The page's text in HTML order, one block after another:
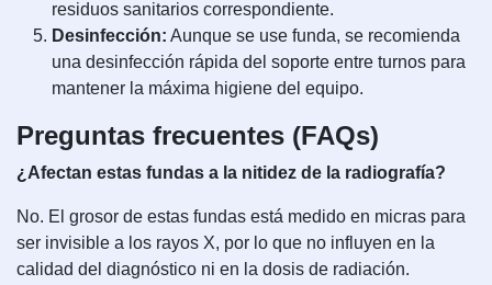
residuos sanitarios correspondiente.
Desinfección: Aunque se use funda, se recomienda
una desinfección rápida del soporte entre turnos para
mantener la máxima higiene del equipo.
Preguntas frecuentes (FAQs)
¿Afectan estas fundas a la nitidez de la radiografía?
No. El grosor de estas fundas está medido en micras para
ser invisible a los rayos X, por lo que no influyen en la
calidad del diagnóstico ni en la dosis de radiación.